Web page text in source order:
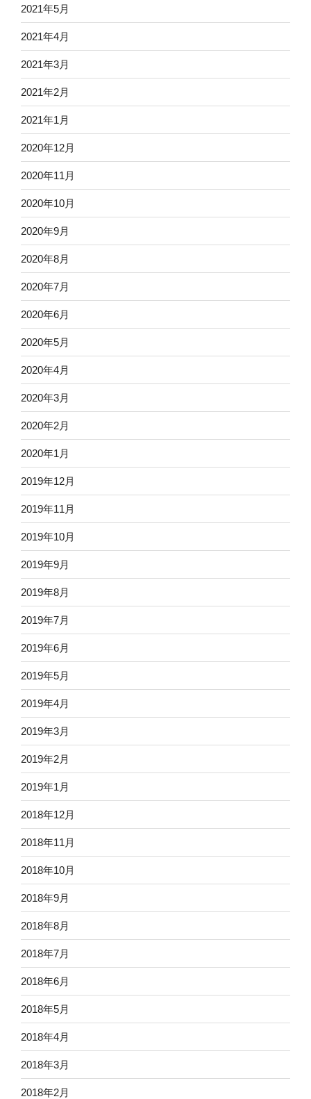
2021年5月
2021年4月
2021年3月
2021年2月
2021年1月
2020年12月
2020年11月
2020年10月
2020年9月
2020年8月
2020年7月
2020年6月
2020年5月
2020年4月
2020年3月
2020年2月
2020年1月
2019年12月
2019年11月
2019年10月
2019年9月
2019年8月
2019年7月
2019年6月
2019年5月
2019年4月
2019年3月
2019年2月
2019年1月
2018年12月
2018年11月
2018年10月
2018年9月
2018年8月
2018年7月
2018年6月
2018年5月
2018年4月
2018年3月
2018年2月